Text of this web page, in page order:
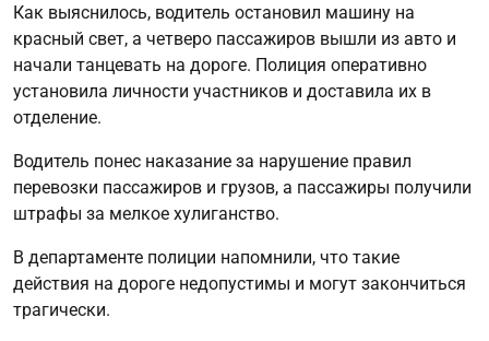
Как выяснилось, водитель остановил машину на
красный свет, а четверо пассажиров вышли из авто и
начали танцевать на дороге. Полиция оперативно
установила личности участников и доставила их в
отделение.
Водитель понес наказание за нарушение правил
перевозки пассажиров и грузов, а пассажиры получили
штрафы за мелкое хулиганство.
В департаменте полиции напомнили, что такие
действия на дороге недопустимы и могут закончиться
трагически.